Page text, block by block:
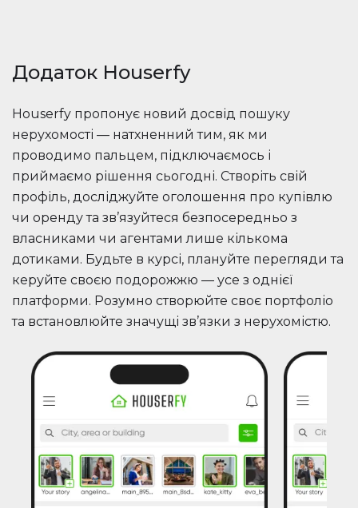
Додаток Houserfy
Houserfy пропонує новий досвід пошуку
нерухомості — натхненний тим, як ми
проводимо пальцем, підключаємось і
приймаємо рішення сьогодні. Створіть свій
профіль, досліджуйте оголошення про купівлю
чи оренду та зв’язуйтеся безпосередньо з
власниками чи агентами лише кількома
дотиками. Будьте в курсі, плануйте перегляди та
керуйте своєю подорожжю — усе з однієї
платформи. Розумно створюйте своє портфоліо
та встановлюйте значущі зв’язки з нерухомістю.